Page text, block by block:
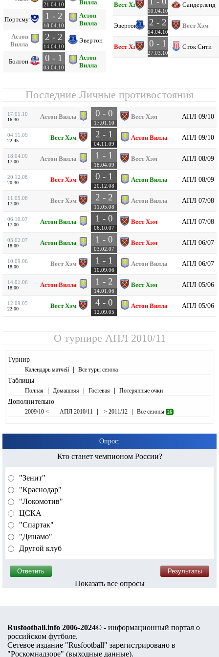
21.04.10
Вилла
Портсмут 1 - 2
18.04.10
Астон
Вилла
Астон
Вилла
2 - 2
14.04.10
Эвертон
Болтон 0 - 1
03.04.10
Астон
Вилла
Вест Хэм
10.04.10
Сандерленд
Эвертон 2 - 2
04.04.10
Вест Хэм
Вест Хэм 0 - 1
27.03.10
Сток Сити
Последние Личные противостояния
17.01.10
16:30 Астон Вилла 0 - 0
17.01.10
Вест Хэм АПЛ 09/10
04.11.09
22:45 Вест Хэм 2 - 1
04.11.09
Астон Вилла АПЛ 09/10
18.04.09
17:00 Астон Вилла 1 - 1
18.04.09
Вест Хэм АПЛ 08/09
20.12.08
20:30 Вест Хэм 0 - 1
20.12.08
Астон Вилла АПЛ 08/09
11.05.08
17:00 Вест Хэм 2 - 2
11.05.08
Астон Вилла АПЛ 07/08
06.10.07
17:00 Астон Вилла 1 - 0
06.10.07
Вест Хэм АПЛ 07/08
03.02.07
18:00 Астон Вилла 1 - 0
03.02.07
Вест Хэм АПЛ 06/07
10.09.06
18:00 Вест Хэм 1 - 1
10.09.06
Астон Вилла АПЛ 06/07
14.01.06
18:00 Астон Вилла 1 - 2
14.01.06
Вест Хэм АПЛ 05/06
12.09.05
22:00 Вест Хэм 4 - 0
12.09.05
Астон Вилла АПЛ 05/06
О турнире АПЛ 2010/11
Турнир
Календарь матчей | Все туры сезона
Таблицы
Полная | Домашняя | Гостевая | Потерянные очки
Дополнительно
2009/10 < | АПЛ 2010/11 | > 2011/12 | Все сезоны 26
Опрос:
Кто станет чемпионом России?
"Зенит"
"Краснодар"
"Локомотив"
ЦСКА
"Спартак"
"Динамо"
Другой клуб
Показать все опросы
Rusfootball.info 2006-2024© - информационный портал о
российском футболе.
Сетевое издание "Rusfootball" зарегистрировано в
"Роскомнадзоре" (выходные данные).